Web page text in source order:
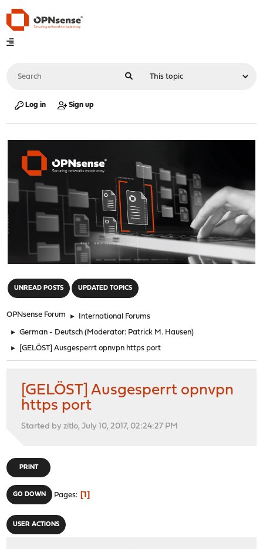
Log in Sign up
UNREAD POSTS UPDATED TOPICS
OPNsense Forum ► International Forums
► German - Deutsch (Moderator: Patrick M. Hausen)
► [GELÖST] Ausgesperrt opnvpn https port
[GELÖST] Ausgesperrt opnvpn
https port
Started by zitlo, July 10, 2017, 02:24:27 PM
PRINT
GO DOWN Pages 1
USER ACTIONS